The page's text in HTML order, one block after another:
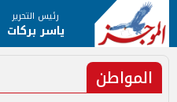
رئيس التحرير
ياسر بركات
المواطن